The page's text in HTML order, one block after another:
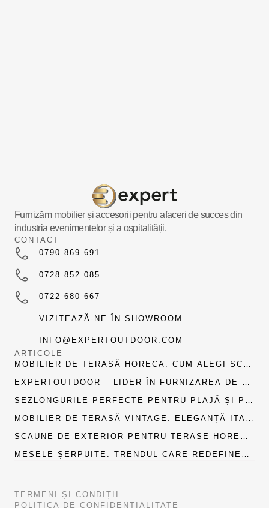
Furnizăm mobilier și accesorii pentru afaceri de succes din
industria evenimentelor și a ospitalității.
ARTICOLE
MOBILIER DE TERASĂ HORECA: CUM ALEGI SCA
GN ȘI PROFIT PE TERMEN LUNG
EXPERTOUTDOOR – LIDER ÎN FURNIZAREA DE M
MÂNIA
ȘEZLONGURILE PERFECTE PENTRU PLAJĂ ȘI PI
ECA
MOBILIER DE TERASĂ VINTAGE: ELEGANȚĂ ITALI
TE
SCAUNE DE EXTERIOR PENTRU TERASE HOREC
CLIENȚI
MESELE ȘERPUITE: TRENDUL CARE REDEFINEȘT
CONTACT
0790 869 691
0728 852 085
0722 680 667
VIZITEAZĂ-NE ÎN SHOWROOM
INFO@EXPERTOUTDOOR.COM
TERMENI ȘI CONDIȚII
POLITICA DE CONFIDENȚIALITATE